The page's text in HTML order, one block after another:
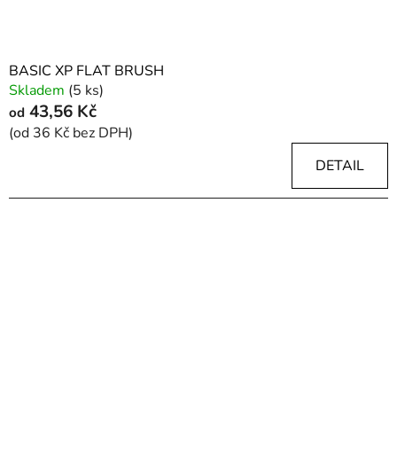
BASIC XP FLAT BRUSH
Skladem (5 ks)
od 43,56 Kč
(od 36 Kč bez DPH)
DETAIL